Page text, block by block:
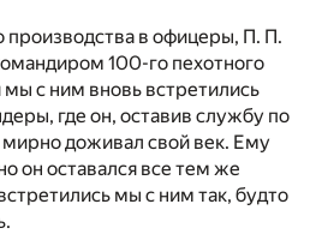
производства в офицеры, П. П.
100-го пехотного
мы с ним вновь встретились
где он, оставив службу по
доживал свой век. Ему
он оставался все тем же
мы с ним так, будто